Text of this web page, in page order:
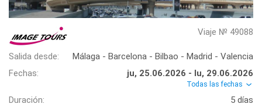
Viaje № 49088
Salida desde:
Málaga - Barcelona - Bilbao - Madrid - Valencia
Fechas:
ju, 25.06.2026 - lu, 29.06.2026
Todas las fechas
Duración:
5 días